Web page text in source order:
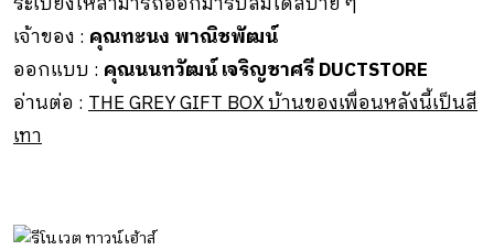
เจ้าของ : คุณทะนง พาณิชพัฒน์
ออกแบบ : คุณนนทวัฒน์ เจริญชาศรี DUCTSTORE
อ่านต่อ : THE GREY GIFT BOX บ้านของเพื่อนหลังนี้เป็นสี
เทา